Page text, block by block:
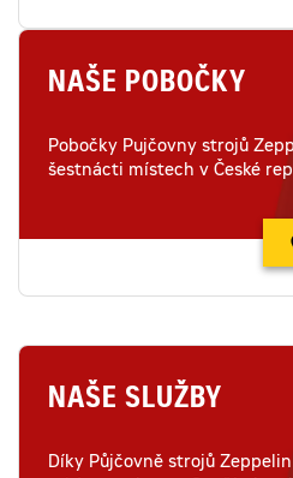
NAŠE POBOČKY
Pobočky Pujčovny strojů
šestnácti místech v České
NAŠE SLUŽBY
Díky Půjčovně strojů